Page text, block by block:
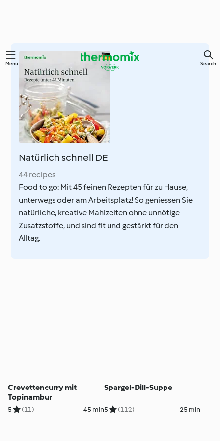
Skip
content
Menu Search
Natürlich schnell DE
44 recipes
Food to go: Mit 45 feinen Rezepten für zu Hause,
unterwegs oder am Arbeitsplatz! So geniessen Sie
natürliche, kreative Mahlzeiten ohne unnötige
Zusatzstoffe, und sind fit und gestärkt für den
Alltag.
Crevettencurry mit
Topinambur
5 (11) 45 min
Spargel-Dill-Suppe
5 (112) 25 min